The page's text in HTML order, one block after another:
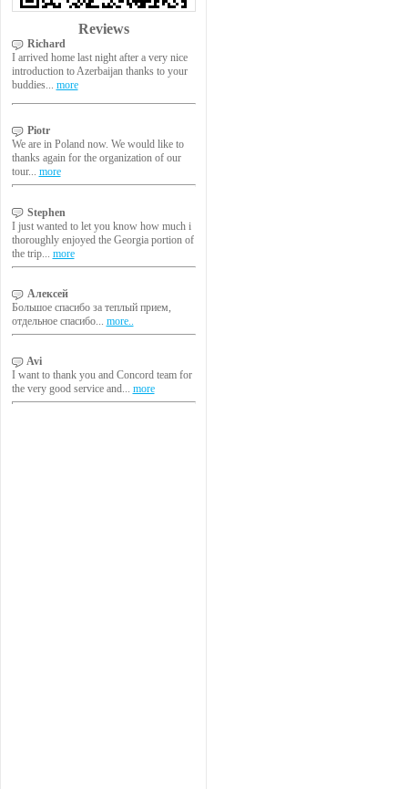
Reviews
Richard
I arrived home last night after a very nice
introduction to Azerbaijan thanks to your
buddies... more
Piotr
We are in Poland now. We would like to
thanks again for the organization of our
tour... more
Stephen
I just wanted to let you know how much i
thoroughly enjoyed the Georgia portion of
the trip... more
Алексей
Большое спасибо за теплый прием,
отдельное спасибо... more..
Avi
I want to thank you and Concord team for
the very good service and... more